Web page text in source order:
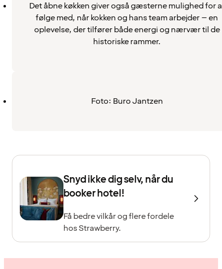
Det åbne køkken giver også gæsterne mulighed for
følge med, når kokken og hans team arbejder – en
oplevelse, der tilfører både energi og nærvær til de
historiske rammer.
Foto: Buro Jantzen
Snyd ikke dig selv, når du
booker hotel!
Få bedre vilkår og flere fordele
hos Strawberry.